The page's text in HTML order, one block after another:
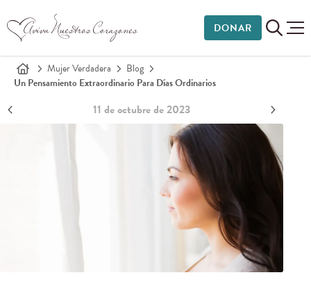
DONAR
Mujer Verdadera
Blog
Un Pensamiento Extraordinario Para Días Ordinarios
11 de octubre de 2023